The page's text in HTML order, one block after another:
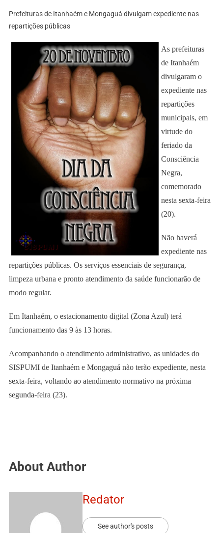
Prefeituras de Itanhaém e Mongaguá divulgam expediente nas
repartições públicas
As prefeituras
de Itanhaém
divulgaram o
expediente nas
repartições
municipais, em
virtude do
feriado da
Consciência
Negra,
comemorado
nesta sexta-feira
(20).
Não haverá
expediente nas
repartições públicas. Os serviços essenciais de segurança,
limpeza urbana e pronto atendimento da saúde funcionarão de
modo regular.
Em Itanhaém, o estacionamento digital (Zona Azul) terá
funcionamento das 9 às 13 horas.
Acompanhando o atendimento administrativo, as unidades do
SISPUMI de Itanhaém e Mongaguá não terão expediente, nesta
sexta-feira, voltando ao atendimento normativo na próxima
segunda-feira (23).
About Author
Redator
See author's posts